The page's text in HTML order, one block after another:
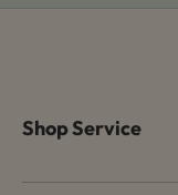
Shop Service